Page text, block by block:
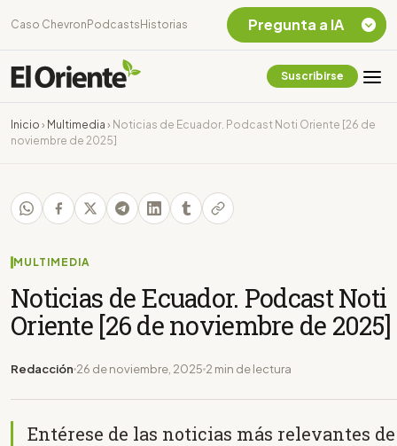
Caso Chevron Podcasts Historias
Suscribirse
Inicio › Multimedia › Noticias de Ecuador. Podcast Noti Oriente [26 de
noviembre de 2025]
MULTIMEDIA
Noticias de Ecuador. Podcast Noti
Oriente [26 de noviembre de 2025]
Redacción 26 de noviembre, 2025 2 min de lectura
Entérese de las noticias más relevantes de
Pregunta a IA
Chevron Ecuador